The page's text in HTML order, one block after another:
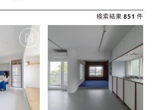
検索結果 851 件